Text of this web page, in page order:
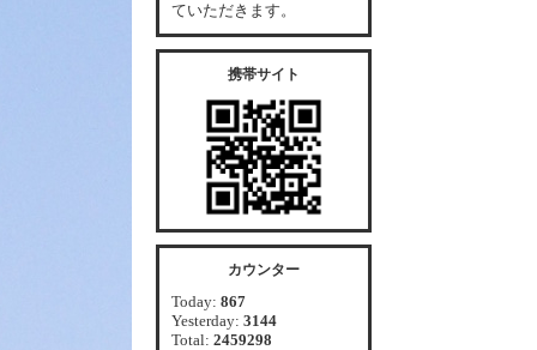
ていただきます。
携帯サイト
カウンター
Today: 867
Yesterday: 3144
Total: 2459298